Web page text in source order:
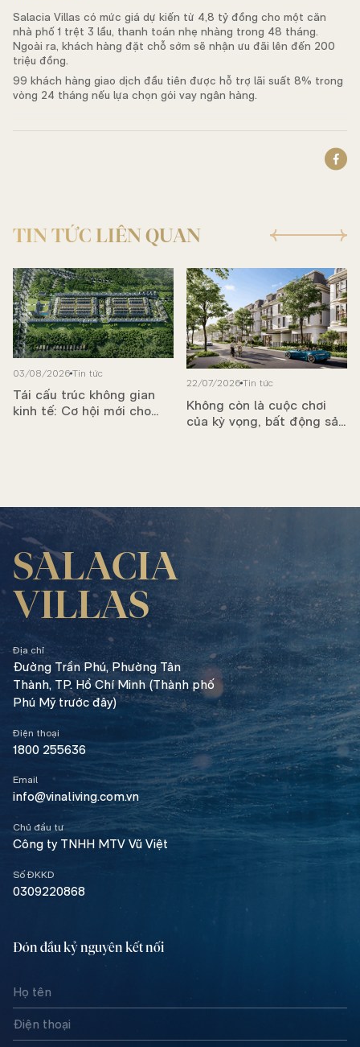
Salacia Villas có mức giá dự kiến từ 4,8 tỷ đồng cho một căn
nhà phố 1 trệt 3 lầu, thanh toán nhẹ nhàng trong 48 tháng.
Ngoài ra, khách hàng đặt chỗ sớm sẽ nhận ưu đãi lên đến 200
triệu đồng.
99 khách hàng giao dịch đầu tiên được hỗ trợ lãi suất 8% trong
vòng 24 tháng nếu lựa chọn gói vay ngân hàng.
TIN TỨC LIÊN QUAN
03/08/2026Tin tức
Tái cấu trúc không gian
kinh tế: Cơ hội mới cho
22/07/2026Tin tức
Không còn là cuộc chơi
của kỳ vọng, bất động sản
SALACIA
VILLAS
Địa chỉ
Đường Trần Phú,Phường Tân
Thành, TP. Hồ Chí Minh (Thành phố
Phú Mỹ trước đây)
Điện thoại
1800 255636
Email
info@vinaliving.com.vn
Chủ đầu tư
Công ty TNHH MTV Vũ Việt
Số ĐKKD
0309220868
Đón đầu kỷ nguyên kết nối